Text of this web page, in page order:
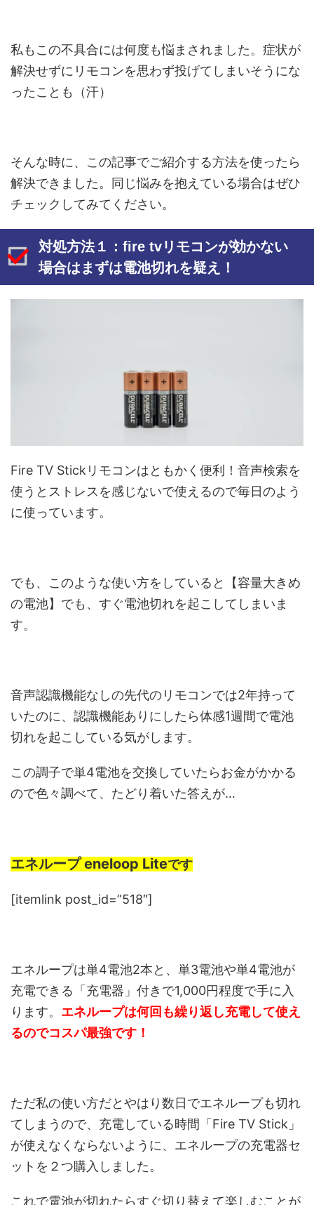
私もこの不具合には何度も悩まされました。症状が
解決せずにリモコンを思わず投げてしまいそうにな
ったことも（汗）
そんな時に、この記事でご紹介する方法を使ったら
解決できました。同じ悩みを抱えている場合はぜひ
チェックしてみてください。
対処方法１：fire tvリモコンが効かない
場合はまずは電池切れを疑え！
Fire TV Stickリモコンはともかく便利！音声検索を
使うとストレスを感じないで使えるので毎日のよう
に使っています。
でも、このような使い方をしていると【容量大きめ
の電池】でも、すぐ電池切れを起こしてしまいま
す。
音声認識機能なしの先代のリモコンでは2年持って
いたのに、認識機能ありにしたら体感1週間で電池
切れを起こしている気がします。
この調子で単4電池を交換していたらお金がかかる
ので色々調べて、たどり着いた答えが…
エネループ eneloop Liteです
[itemlink post_id=”518″]
エネループは単4電池2本と、単3電池や単4電池が
充電できる「充電器」付きで1,000円程度で手に入
ります。 エネループは何回も繰り返し充電して使え
るのでコスパ最強です！
ただ私の使い方だとやはり数日でエネループも切れ
てしまうので、充電している時間「Fire TV Stick」
が使えなくならないように、エネループの充電器セ
ットを２つ購入しました。
これで電池が切れたらすぐ切り替えて楽しむことが